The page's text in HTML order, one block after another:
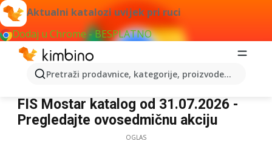
Aktualni katalozi uvijek pri ruci
Dodaj u Chrome - BESPLATNO
Pretraži prodavnice, kategorije, proizvode...
FIS Mostar
FIS Mostar katalog od 31.07.2026 -
Pregledajte ovosedmičnu akciju
OGLAS